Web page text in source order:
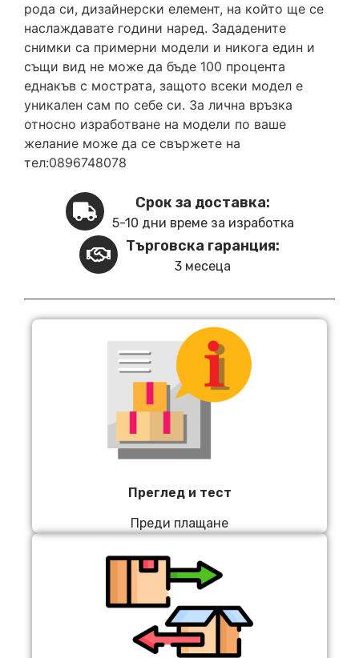
рода си, дизайнерски елемент, на който ще се
наслаждавате години наред. Зададените
снимки са примерни модели и никога един и
същи вид не може да бъде 100 процента
еднакъв с мострата, защото всеки модел е
уникален сам по себе си. За лична връзка
относно изработване на модели по ваше
желание може да се свържете на
тел:0896748078
Срок за доставка:
5-10 дни време за изработка
Търговска гаранция:
3 месеца
Преглед и тест
Преди плащане